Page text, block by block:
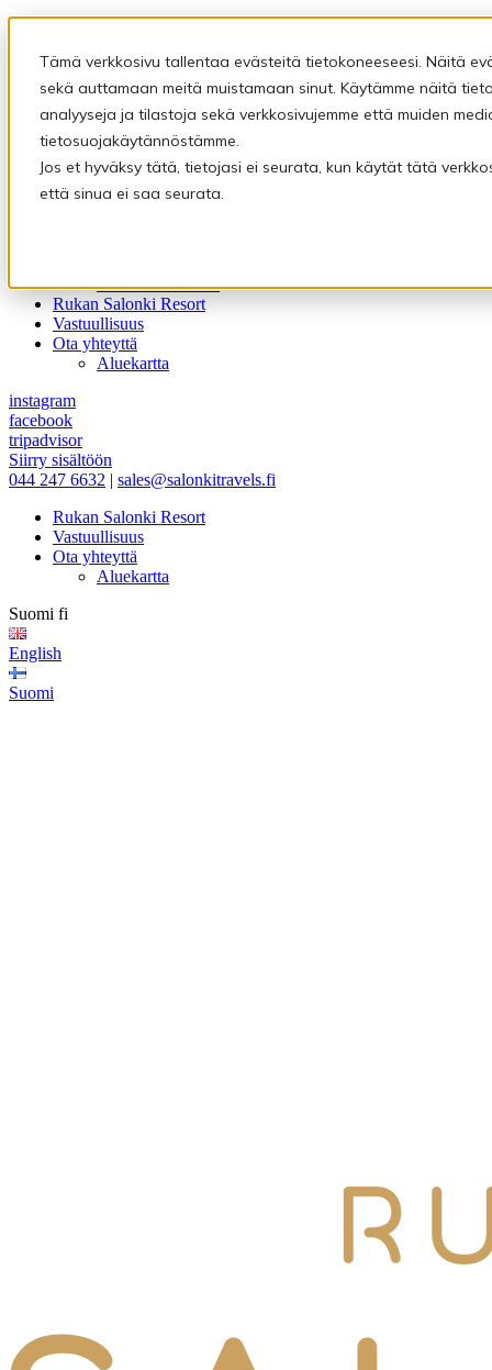
Tämä verkkosivu tallentaa evästeitä tietokoneeseesi. Näitä
sekä auttamaan meitä muistamaan sinut. Käytämme näitä
analyyseja ja tilastoja sekä verkkosivujemme että muiden
tietosuojakäytännöstämme.
Jos et hyväksy tätä, tietojasi ei seurata, kun käytät tätä
että sinua ei saa seurata.
Ravintolat
Ravintola Kultala
Rukan Kuksa
Eräravintola Kymppi
Saunat
Pyhäpiilon saunamaailma
Rukan Salonki Resort – Tähtisauna
Kokous- ja juhlatilat
Kokous huvilassa
Rukan Salonki Resort
Vastuullisuus
Ota yhteyttä
Aluekartta
instagram
facebook
tripadvisor
Siirry sisältöön
044 247 6632 | sales@salonkitravels.fi
Rukan Salonki Resort
Vastuullisuus
Ota yhteyttä
Aluekartta
Suomi fi
English
Suomi